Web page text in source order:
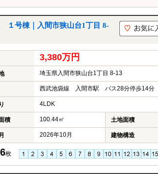
号棟｜入間市狭山台1丁目 8-
3,380万円
埼玉県入間市狭山台1丁目 8-13
西武池袋線 入間市駅 バス28分停歩14分
4LDK
積 100.44㎡ 土地面積
2026年10月 建物構造
枚